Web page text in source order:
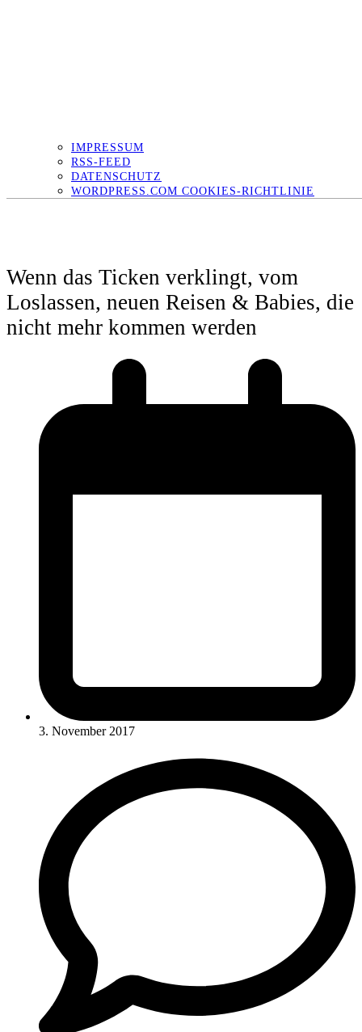
IMPRESSUM
RSS-FEED
DATENSCHUTZ
WORDPRESS.COM COOKIES-RICHTLINIE
Wenn das Ticken verklingt, vom
Loslassen, neuen Reisen & Babies, die
nicht mehr kommen werden
3. November 2017